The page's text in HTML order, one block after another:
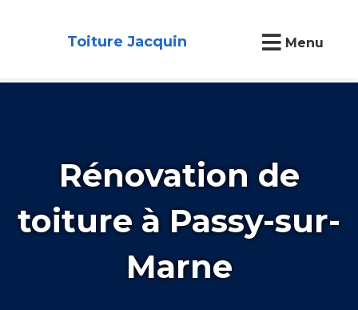
Toiture Jacquin Menu
Rénovation de
toiture à Passy-sur-
Marne